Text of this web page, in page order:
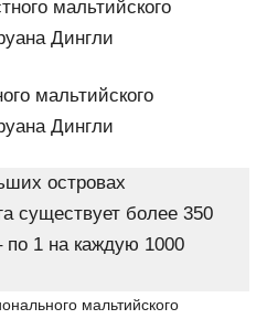
мальтийского
Дингли
островах
существует более 350
1 на каждую 1000
мальтийского